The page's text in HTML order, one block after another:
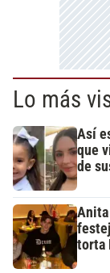
Lo más
Así
que
de
Anita
torta